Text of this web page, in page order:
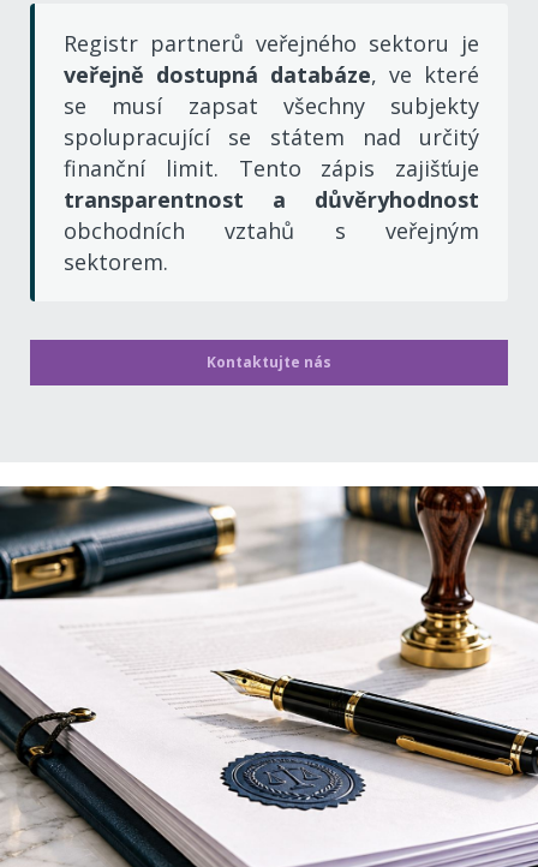
Registr partnerů veřejného sektoru je
veřejně dostupná databáze, ve které
se musí zapsat všechny subjekty
spolupracující se státem nad určitý
finanční limit. Tento zápis zajišťuje
transparentnost a důvěryhodnost
obchodních vztahů s veřejným
sektorem.
Kontaktujte nás